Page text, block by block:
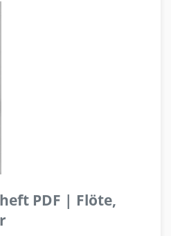
PDF | Flöte,